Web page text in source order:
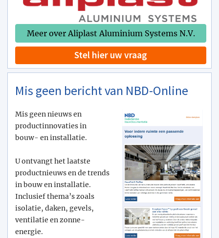
Meer over Aliplast Aluminium Systems N.V.
Stel hier uw vraag
Mis geen bericht van NBD-Online
Mis geen nieuws en
productinnovaties in
bouw- en installatie.
U ontvangt het laatste
productnieuws en de trends
in bouw en installatie.
Inclusief thema’s zoals
isolatie, daken, gevels,
ventilatie en zonne-
energie.